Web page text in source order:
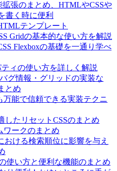
拡張のまとめ、HTMLやCSSや
書く時に便利
テンプレート
Gridの基本的な使い方を解説
Flexboxの基礎を一通り学べ
ィの使い方を詳しく解説
グ情報・グリッドの実装な
とめ
万能で信頼できる実装テクニ
したリセットCSSのまとめ
ワークのまとめ
おける検索順位に影響を与え
使い方と便利な機能のまとめ